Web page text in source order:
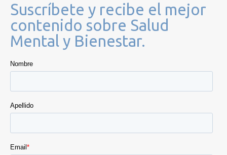
Suscríbete y recibe el mejor
contenido sobre Salud
Mental y Bienestar.